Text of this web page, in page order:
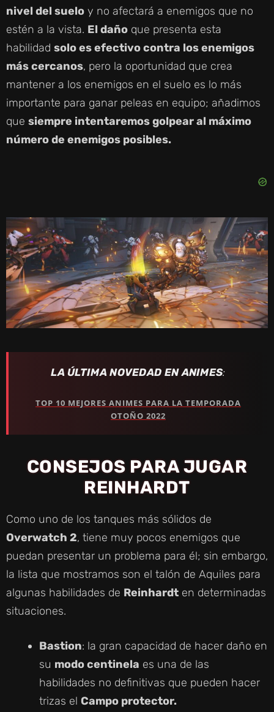
nivel del suelo y no afectará a enemigos que no
estén a la vista. El daño que presenta esta
habilidad solo es efectivo contra los enemigos
más cercanos, pero la oportunidad que crea
mantener a los enemigos en el suelo es lo más
importante para ganar peleas en equipo; añadimos
que siempre intentaremos golpear al máximo
número de enemigos posibles.
LA ÚLTIMA NOVEDAD EN ANIMES:
TOP 10 MEJORES ANIMES PARA LA TEMPORADA
OTOÑO 2022
CONSEJOS PARA JUGAR
REINHARDT
Como uno de los tanques más sólidos de
Overwatch 2, tiene muy pocos enemigos que
puedan presentar un problema para él; sin embargo,
la lista que mostramos son el talón de Aquiles para
algunas habilidades de Reinhardt en determinadas
situaciones.
Bastion: la gran capacidad de hacer daño en
su modo centinela es una de las
habilidades no definitivas que pueden hacer
trizas el Campo protector.